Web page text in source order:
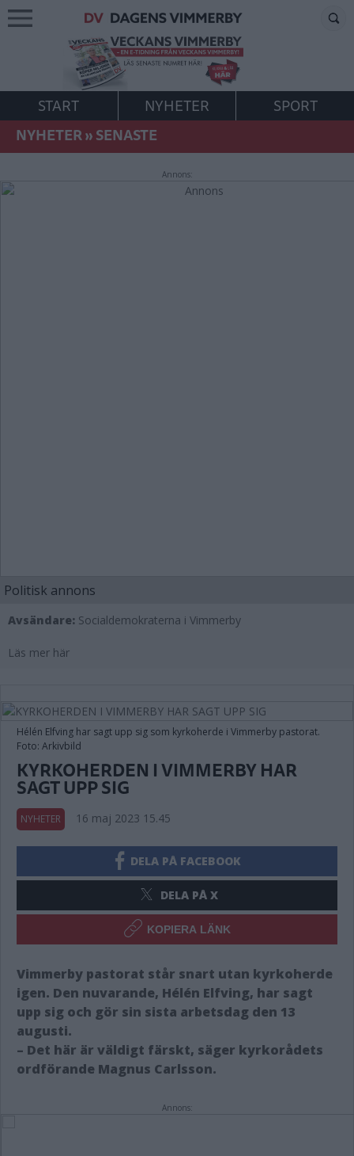
START NYHETER
SPORT
NYHETER»SENASTE
Annons:
Politisk annons
Avsändare: Socialdemokraterna i Vimmerby
Läs mer här
Hélén Elfving har sagt upp sig som kyrkoherde i Vimmerby pastorat.
Foto: Arkivbild
KYRKOHERDEN I VIMMERBY HAR
SAGT UPP SIG
NYHETER 16 maj 2023 15.45
DELA PÅ FACEBOOK
DELA PÅ X
KOPIERA LÄNK
Vimmerby pastorat står snart utan kyrkoherde
igen. Den nuvarande, Hélén Elfving, har sagt
upp sig och gör sin sista arbetsdag den 13
augusti.
– Det här är väldigt färskt, säger kyrkorådets
ordförande Magnus Carlsson.
Annons: